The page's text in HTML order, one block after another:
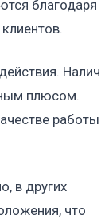
благодаря
плюсом.
работы
в других
что